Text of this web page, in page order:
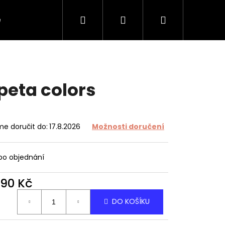
Kontakt
Hledat PřihlášeníNákupní
colors
doručit do: 17.8.2026 Možnosti doručení
objednání
Kč
DO KOŠÍKU